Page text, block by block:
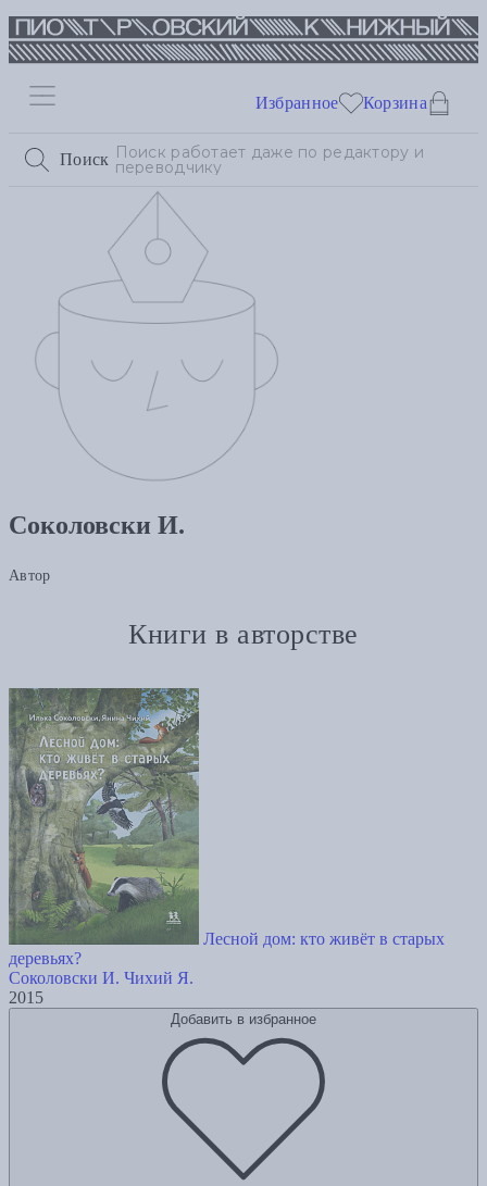
Поиск
Избранное Корзина
Соколовски И.
Автор
Книги в авторстве
Лесной дом: кто живёт в старых
деревьях?
Соколовски И. Чихий Я.
2015
Добавить в избранное